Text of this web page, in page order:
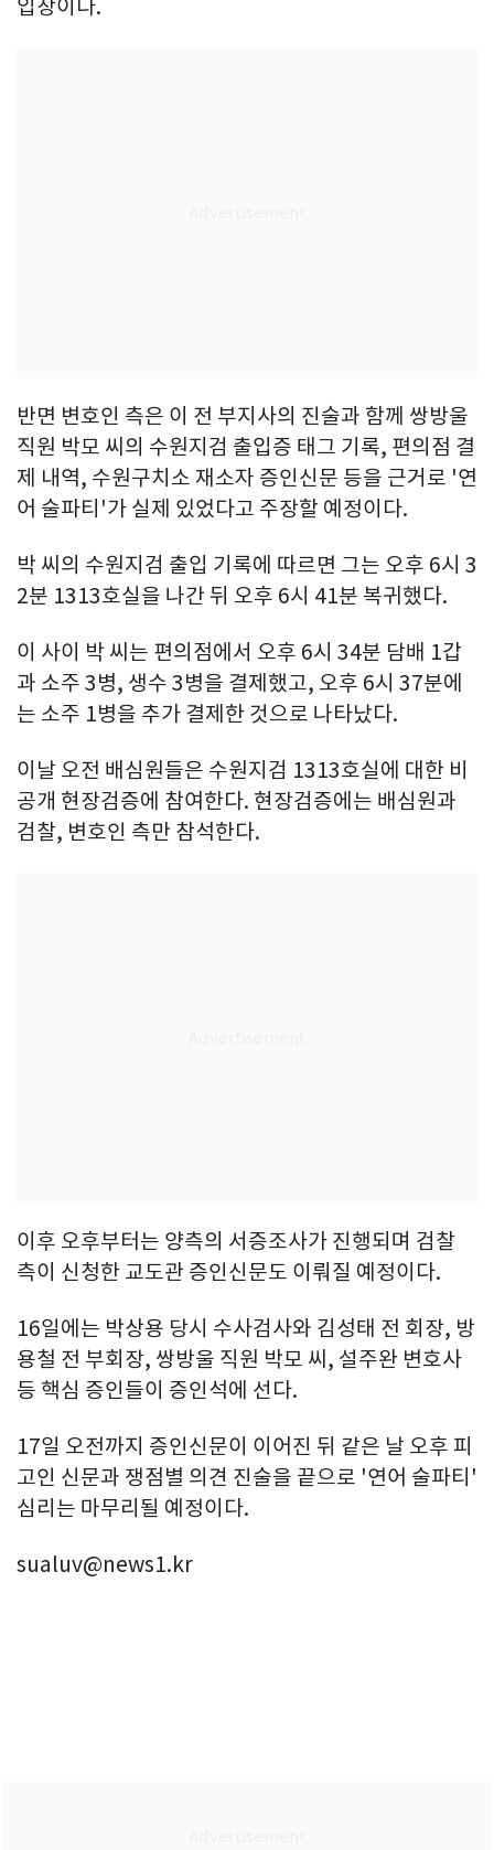
입장이다.
반면 변호인 측은 이 전 부지사의 진술과 함께 쌍방울
직원 박모 씨의 수원지검 출입증 태그 기록, 편의점 결
제 내역, 수원구치소 재소자 증인신문 등을 근거로 '연
어 술파티'가 실제 있었다고 주장할 예정이다.
박 씨의 수원지검 출입 기록에 따르면 그는 오후 6시 3
2분 1313호실을 나간 뒤 오후 6시 41분 복귀했다.
이 사이 박 씨는 편의점에서 오후 6시 34분 담배 1갑
과 소주 3병, 생수 3병을 결제했고, 오후 6시 37분에
는 소주 1병을 추가 결제한 것으로 나타났다.
이날 오전 배심원들은 수원지검 1313호실에 대한 비
공개 현장검증에 참여한다. 현장검증에는 배심원과
검찰, 변호인 측만 참석한다.
이후 오후부터는 양측의 서증조사가 진행되며 검찰
측이 신청한 교도관 증인신문도 이뤄질 예정이다.
16일에는 박상용 당시 수사검사와 김성태 전 회장, 방
용철 전 부회장, 쌍방울 직원 박모 씨, 설주완 변호사
등 핵심 증인들이 증인석에 선다.
17일 오전까지 증인신문이 이어진 뒤 같은 날 오후 피
고인 신문과 쟁점별 의견 진술을 끝으로 '연어 술파티'
심리는 마무리될 예정이다.
sualuv@news1.kr